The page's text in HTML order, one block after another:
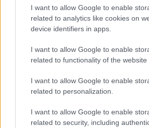
I want to allow Google to enable
related to analytics like cookies on
device identifiers in apps.
I want to allow Google to enable
related to functionality of the website
I want to allow Google to enable
related to personalization.
I want to allow Google to enable
related to security, including
Ελεύθερος ο 55χρονος που είχε
σορό του πατέρα του σε
Καταδικάστηκε σε 11 μήνες με